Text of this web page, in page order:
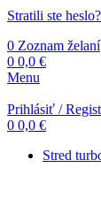
Stratili ste heslo?
0 Zoznam želaní
0 0,0 €
Menu
Prihlásiť /
0 0,0 €
Stred